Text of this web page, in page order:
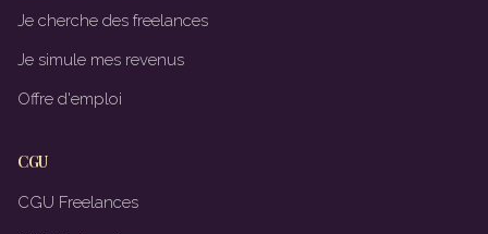
Je cherche des freelances
Je simule mes revenus
Offre d'emploi
CGU
CGU Freelances